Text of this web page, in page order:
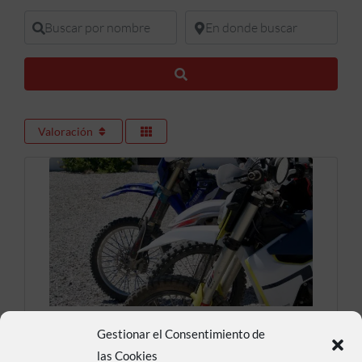
Gestionar el Consentimiento de
las Cookies
Buscar por nombre En donde buscar
Valoración
Las Dunas , Cave House